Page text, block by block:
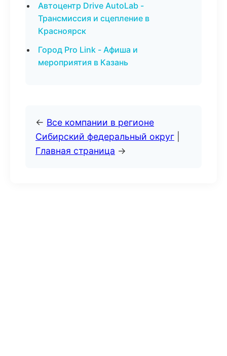
Автоцентр Drive AutoLab -
Трансмиссия и сцепление в
Красноярск
Город Pro Link - Афиша и
мероприятия в Казань
← Все компании в регионе
Сибирский федеральный округ
Главная страница →